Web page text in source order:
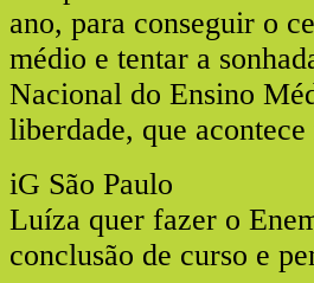
ano, para conseguir o
médio e tentar a
Nacional do Ensino
liberdade, que
iG São Paulo
Luíza quer fazer o
conclusão de curso e